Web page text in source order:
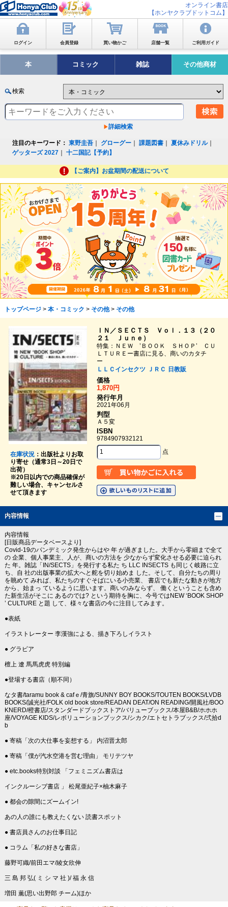
オンライン書店
【ホンヤクラブドットコム】
ログイン 会員登録 買い物かご 店舗一覧 ご利用ガイド
本 コミック 雑誌 その他商材
検索
詳細検索
注目のキーワード： 東野圭吾 グローグー ｜課題図書 ｜夏休みドリル｜
ゲッターズ 2027 ｜十二国記【予約】
【ご案内】お盆期間の配送について
トップページ> 本・コミック > その他> その他
在庫状況：出版社よりお取
り寄せ（通常3日～20日で
出荷）
※20日以内での商品確保が
難しい場合、キャンセルさ
せて頂きます
ＩＮ／ＳＥＣＴＳ Ｖｏｌ．１３（２０
２１ Ｊｕｎｅ）
特集：ＮＥＷ ’ＢＯＯＫ ＳＨＯＰ’ ＣＵ
ＬＴＵＲＥー書店に見る、商いのカタチ
ー
ＬＬＣインセクツ ＪＲＣ
日教販
価格
1,870円
発行年月
2021年06月
判型
Ａ５変
ISBN
9784907932121
点
内容情報
内容情報
[日販商品データベースより]
Covid-19のパンデミック発生からはや 年 が過ぎました。大手から零細まで全て
の 企業、個人事業主、人が、商いの方法を 少なからず変化させる必要に迫られ
た 年。雑誌「IN/SECTS」を発行する私た ち LLC INSECTS も同じく岐路に立
ち、自 社の出版事業の拡大へと舵を切り始めま した。そして、自分たちの周り
を眺めて みれば、私たちのすぐそばにいる小売業、 書店でも新たな動きが地方
から、始まっ ているように思います。商いのみならず、 働くということも含め
た新生活がそこに あるのでは? という期待を胸に、今号ではNEW ‘BOOK SHOP
’ CULTURE と題 して、様々な書店の今に注目してみます。
●表紙
イラストレーター 李漢強による、描き下ろしイラスト
● グラビア
檀上 遼 馬馬虎虎 特別編
●登場する書店（順不同）
なタ書/taramu book & cafｅ/青旗/SUNNY BOY BOOKS/TOUTEN BOOKS/LVDB
BOOKS/誠光社/FOLK old book store/READAN DEAT/ON READING/開風社/BOO
KNERD/橙書店/スタンダードブックストア/バリューブックス/本屋B&B/ホホホ
座/VOYAGE KIDS/レボリューションブックス/シカク/エトセトラブックス/弍拾d
b
● 寄稿「次の大仕事を妄想する」 内沼晋太郎
● 寄稿「僕が汽水空港を営む理由」 モリテツヤ
● etc.books特別対談 「フェミニズム書店は
インクルーシブ書店 」 松尾亜紀子×柚木麻子
● 都会の隙間にズームイン!
あの人の誰にも教えたくない 読書スポット
● 書店員さんのお仕事日記
● コラム「私の好きな書店」
藤野可織/前田エマ/綾女欣伸
三 島 邦 弘( ミ シ マ 社 )/ 福 永 信
増田 薫(思い出野郎 チーム)ほか